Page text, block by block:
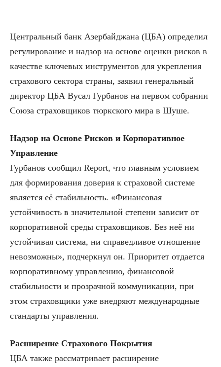
Центральный банк Азербайджана (ЦБА) определил
регулирование и надзор на основе оценки рисков в
качестве ключевых инструментов для укрепления
страхового сектора страны, заявил генеральный
директор ЦБА Вусал Гурбанов на первом собрании
Союза страховщиков тюркского мира в Шуше.
Надзор на Основе Рисков и Корпоративное
Управление
Гурбанов сообщил Report, что главным условием
для формирования доверия к страховой системе
является её стабильность. «Финансовая
устойчивость в значительной степени зависит от
корпоративной среды страховщиков. Без неё ни
устойчивая система, ни справедливое отношение
невозможны», подчеркнул он. Приоритет отдается
корпоративному управлению, финансовой
стабильности и прозрачной коммуникации, при
этом страховщики уже внедряют международные
стандарты управления.
Расширение Страхового Покрытия
ЦБА также рассматривает расширение